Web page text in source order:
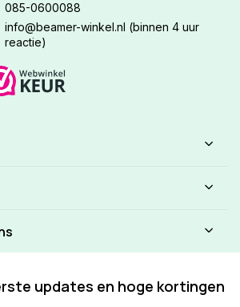
085-0600088
info@beamer-winkel.nl (binnen 4 uur
reactie)
updates en hoge kortingen